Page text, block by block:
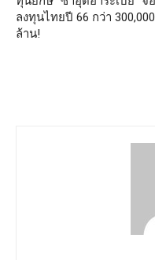
ลงทุนไทยปี 66 กว่า 300,000
ล้าน!